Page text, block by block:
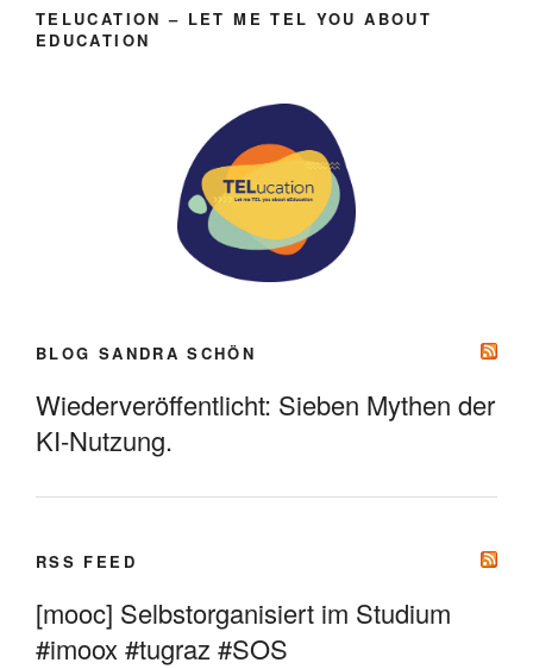
TELUCATION – LET ME TEL YOU ABOUT
EDUCATION
BLOG SANDRA SCHÖN
Wiederveröffentlicht: Sieben Mythen der
KI-Nutzung.
RSS FEED
[mooc] Selbstorganisiert im Studium
#imoox #tugraz #SOS